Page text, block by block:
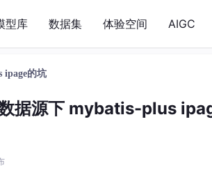
型库 数据集 体验空间 AIGC
ipage的坑
据源下 mybatis-plus